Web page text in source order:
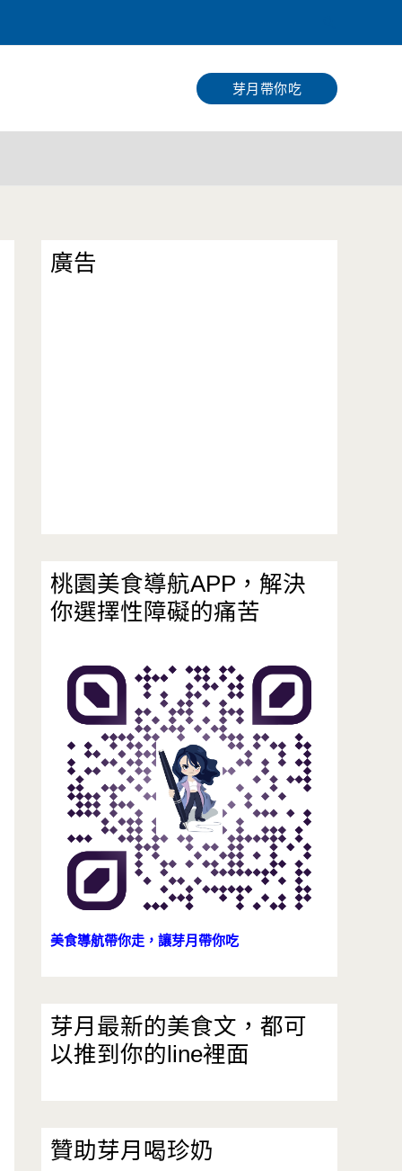
尋
芽月帶你吃
廣告
桃園美食導航APP，解決
你選擇性障礙的痛苦
美食導航帶你走，讓芽月帶你吃
芽月最新的美食文，都可
以推到你的line裡面
贊助芽月喝珍奶